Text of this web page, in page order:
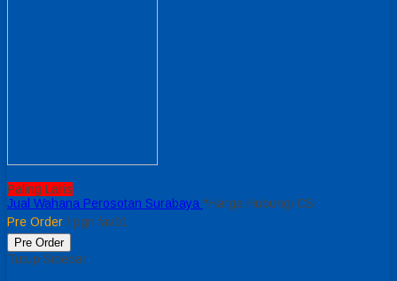
Paling Laris
Jual Wahana Perosotan Surabaya *Harga Hubungi CS
Pre Order / pgn fav01
Pre Order
Tutup Sidebar